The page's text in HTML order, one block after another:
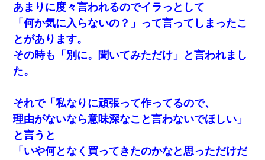
あまりに度々言われるのでイラっとして
「何か気に入らないの？」って言ってしまったこ
とがあります。
その時も「別に。聞いてみただけ」と言われまし
た。
それで「私なりに頑張って作ってるので、
理由がないなら意味深なこと言わないでほしい」
と言うと
「いや何となく買ってきたのかなと思っただけだ